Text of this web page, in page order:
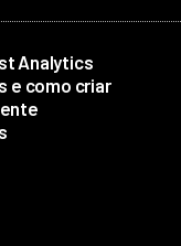
Analytics
e como criar